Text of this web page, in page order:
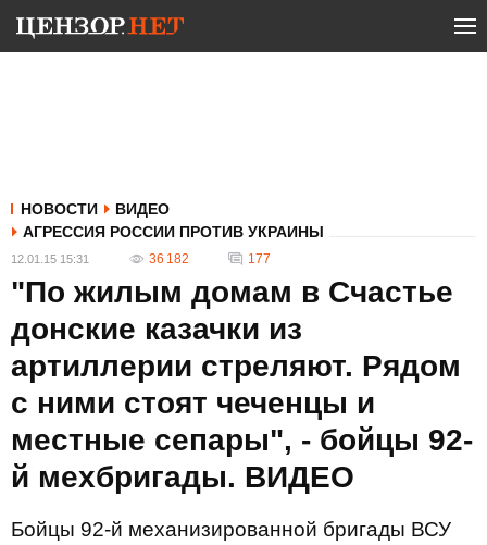
НОВОСТИ
ВИДЕО
АГРЕССИЯ РОССИИ ПРОТИВ УКРАИНЫ
12.01.15 15:31 36 182 177
"По жилым домам в Счастье
донские казачки из
артиллерии стреляют. Рядом
с ними стоят чеченцы и
местные сепары", - бойцы 92-
й мехбригады. ВИДЕО
Бойцы 92-й механизированной бригады ВСУ